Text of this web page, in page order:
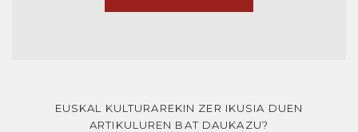
EUSKAL KULTURAREKIN ZER IKUSIA DUEN
ARTIKULUREN BAT DAUKAZU?